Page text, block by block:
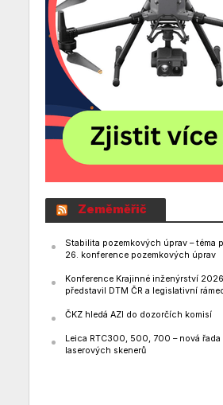
Zeměměřič
Stabilita pozemkových úprav – téma
26. konference pozemkových úprav
Konference Krajinné inženýrství
představil DTM ČR a legislativní
ČKZ hledá AZI do dozorčích komisí
Leica RTC300, 500, 700 – nová
laserových skenerů